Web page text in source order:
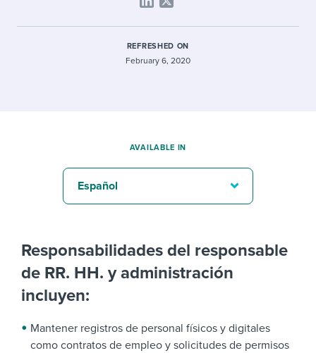
REFRESHED ON
February 6, 2020
Responsabilidades del responsable
de RR. HH. y administración
incluyen:
Mantener registros de personal físicos y digitales
como contratos de empleo y solicitudes de permisos
AVAILABLE IN
Español